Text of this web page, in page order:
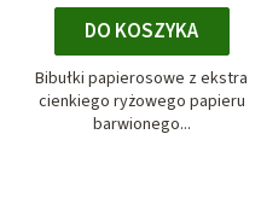
DO KOSZYKA
Bibułki papierosowe z ekstra
cienkiego ryżowego papieru
barwionego...